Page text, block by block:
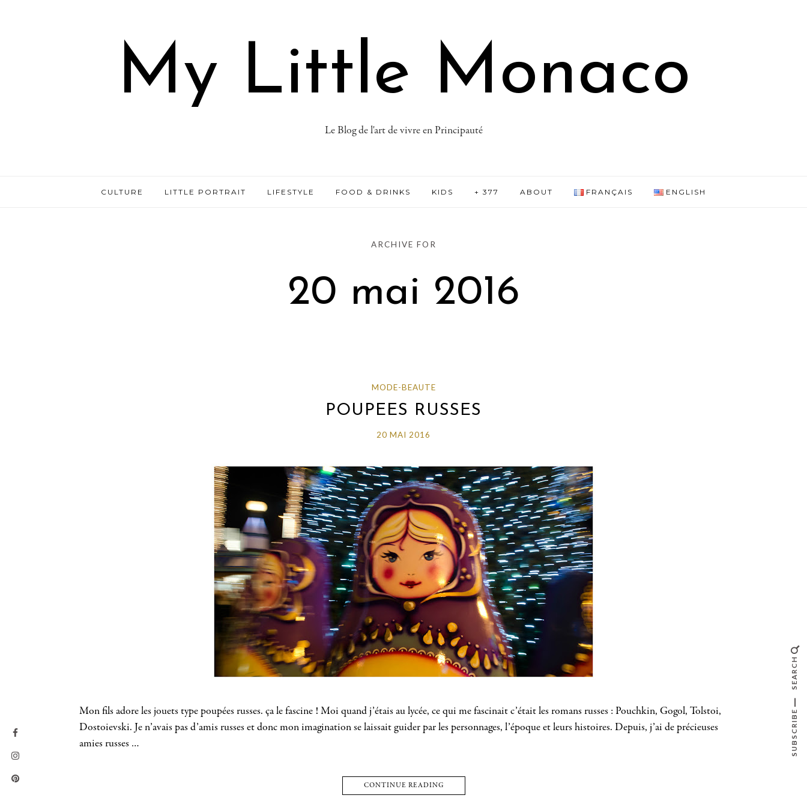
My Little Monaco
Le Blog de l'art de vivre en Principauté
CULTURE LITTLE PORTRAIT LIFESTYLE FOOD & DRINKS KIDS + 377 ABOUT FRANÇAIS ENGLISH
ARCHIVE FOR
20 mai 2016
MODE-BEAUTE
POUPEES RUSSES
20 MAI 2016
Mon fils adore les jouets type poupées russes. ça le fascine ! Moi quand j’étais au lycée, ce qui me fascinait c’était les romans russes : Pouchkin, Gogol, Tolstoi,
Dostoievski. Je n’avais pas d’amis russes et donc mon imagination se laissait guider par les personnages, l’époque et leurs histoires. Depuis, j’ai de précieuses
amies russes …
CONTINUE READING
SEARCH
SUBSCRIBE